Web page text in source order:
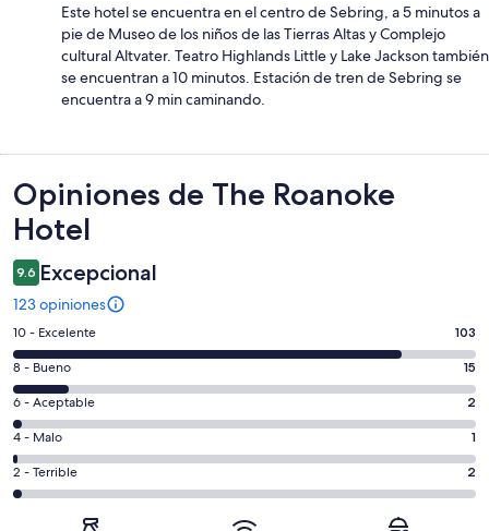
Este hotel se encuentra en el centro de Sebring, a 5 minutos a
pie de Museo de los niños de las Tierras Altas y Complejo
cultural Altvater. Teatro Highlands Little y Lake Jackson también
se encuentran a 10 minutos. Estación de tren de Sebring se
encuentra a 9 min caminando.
Opiniones
Opiniones de The Roanoke
Hotel
9.6 Excepcional
123 opiniones
Puntuación
de
10,
es
decir,
Excelente.
Basada
en
10 - Excelente 103
Puntuación
de
8,
es
decir,
Bueno.
Basada
8 - Bueno 15
Puntuación
de
6,
es
decir,
Aceptable.
6 - Aceptable 2
Puntuación
de
4,
4 - Malo 1
Puntuación
de
2 - Terrible 2